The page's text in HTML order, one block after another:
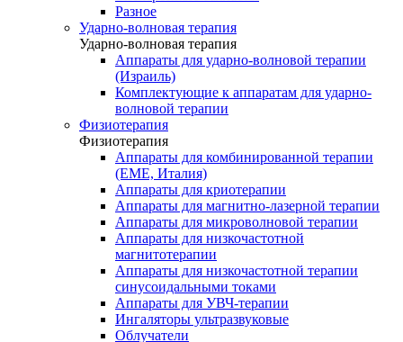
Разное
Ударно-волновая терапия
Ударно-волновая терапия
Аппараты для ударно-волновой терапии
(Израиль)
Комплектующие к аппаратам для ударно-
волновой терапии
Физиотерапия
Физиотерапия
Аппараты для комбинированной терапии
(EME, Италия)
Аппараты для криотерапии
Аппараты для магнитно-лазерной терапии
Аппараты для микроволновой терапии
Аппараты для низкочастотной
магнитотерапии
Аппараты для низкочастотной терапии
синусоидальными токами
Аппараты для УВЧ-терапии
Ингаляторы ультразвуковые
Облучатели